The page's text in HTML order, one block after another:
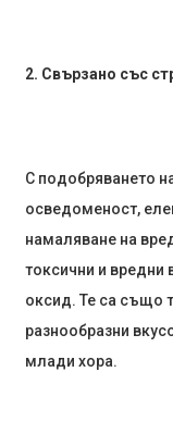
2. Свързано със
С подобряването
осведоменост,
намаляване на
токсични и вредни
оксид. Те са също
разнообразни
млади хора.